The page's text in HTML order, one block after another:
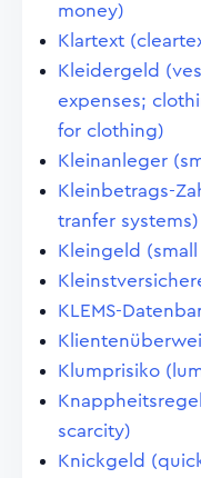
money)
Klartext
Kleidergeld
expenses;
for clothing)
Kleinanleger
Kleinbetrags-
tranfer systems)
Kleingeld
KLEMS-
Klumprisiko
scarcity)
Knickgeld